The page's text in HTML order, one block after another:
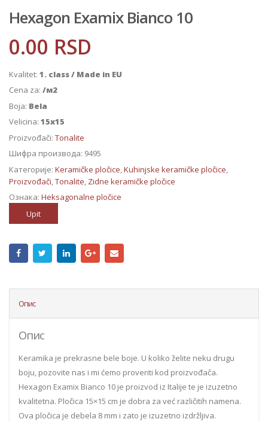
Hexagon Examix Bianco 10
0.00 RSD
Kvalitet: 1. class / Made in EU
Cena za: /м2
Boja: Bela
Velicina: 15x15
Proizvođači: Tonalite
Шифра производа: 9495
Категорије: Keramičke pločice,Kuhinjske keramičke pločice,
Proizvođači,Tonalite, Zidne keramičke pločice
Ознака: Heksagonalne pločice
Upit
Опис
Опис
Keramika je prekrasne bele boje. U koliko želite neku drugu
boju, pozovite nas i mi ćemo proveriti kod proizvođača.
Hexagon Examix Bianco 10 je proizvod iz Italije te je izuzetno
kvalitetna. Pločica 15×15 cm je dobra za već različitih namena.
Ova pločica je debela 8 mm i zato je izuzetno izdržljiva.